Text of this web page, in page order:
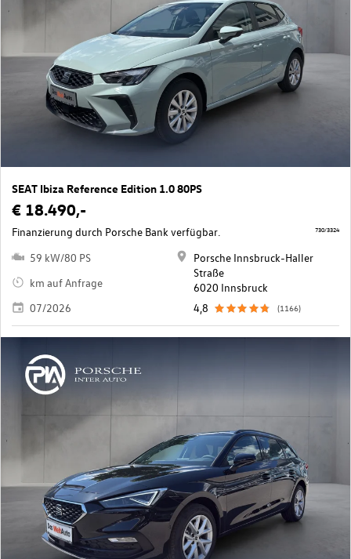
SEAT Ibiza Reference Edition 1.0 80PS
€ 18.490,-
Finanzierung durch Porsche Bank verfügbar.
59 kW/80 PS
km auf Anfrage
07/2026
Porsche Innsbruck-Haller
Straße
6020 Innsbruck
4,8
(1166)
730/3324